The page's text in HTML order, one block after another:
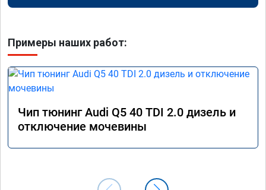
Примеры наших работ:
Чип тюнинг Audi Q5 40 TDI 2.0 дизель и
отключение мочевины